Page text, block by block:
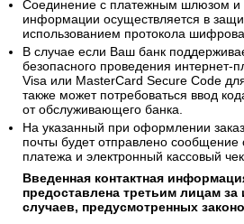
Проведение платежей по
осуществляется без
соответствии с требованиями
MasterCard, МИР.
Конфиденциальность сообщаемой
информации обеспечивается ПАО
Соединение с платежным шлюзом и
информации осуществляется в
использованием протокола
В случае если Ваш банк
безопасного проведения интернет-
Visa или MasterCard Secure Code
также может потребоваться ввод
от обслуживающего банка.